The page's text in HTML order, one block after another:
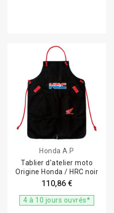
Honda A.P
Tablier d'atelier moto
Origine Honda / HRC noir
110,86 €
4 à 10 jours ouvrés*